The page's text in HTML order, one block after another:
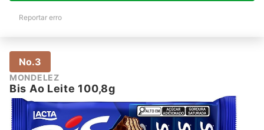
Reportar erro
No.3
MONDELEZ
Bis Ao Leite 100,8g